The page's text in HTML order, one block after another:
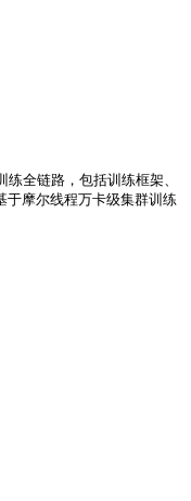
全链路，包括训练框架、
于摩尔线程万卡级集群训练